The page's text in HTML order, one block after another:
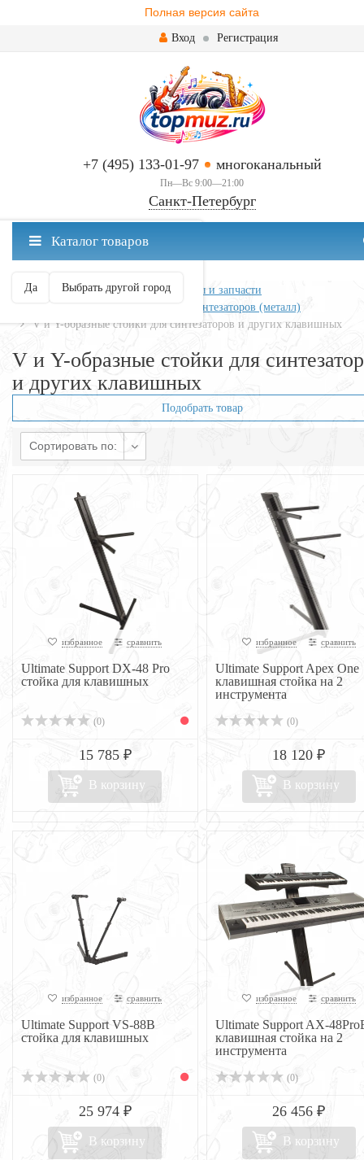
Полная версия сайта
Вход Регистрация
+7 (495) 133-01-97 многоканальный
Пн—Вс 9:00—21:00
Санкт-Петербург
Санкт-Петербург ваш город?
Да Выбрать другой город
Каталог товаров
Главная Клавишные
Аксессуары и запчасти
Для синтезаторов (металл)
V и Y-образные стойки для синтезаторов и других клавишных
V и Y-образные стойки для
и других клавишных
Подобрать товар
Сортировать по:
избранное сравнить
Ultimate Support DX-48 Pro
стойка для клавишных
(0)
15 785 ₽
В корзину
избранное сравнить
Ultimate Support Apex One
клавишная стойка на 2
инструмента
(0)
18 120 ₽
В корзину
избранное сравнить
Ultimate Support VS-88B
стойка для клавишных
(0)
25 974 ₽
В корзину
избранное сравнить
Ultimate Support AX-
клавишная стойка на 2
инструмента
(0)
26 456 ₽
В корзину